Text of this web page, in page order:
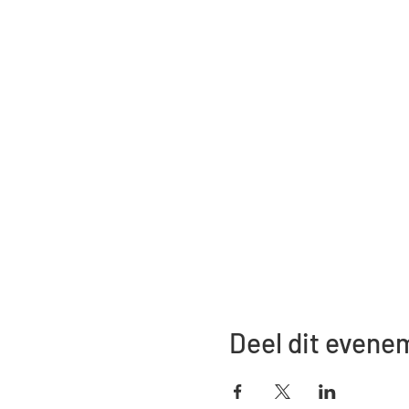
Deel dit